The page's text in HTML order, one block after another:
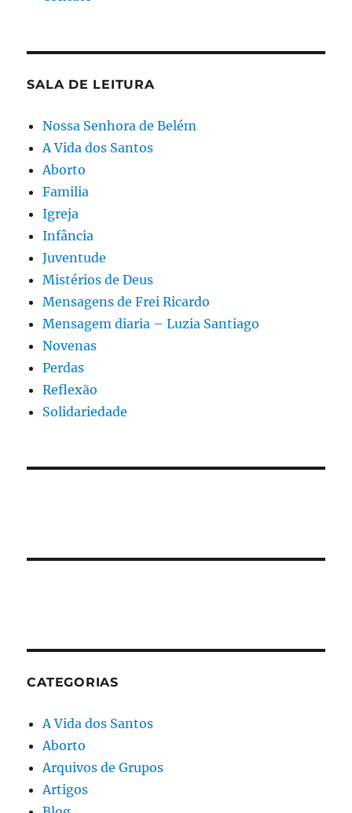
SALA DE LEITURA
Nossa Senhora de Belém
A Vida dos Santos
Aborto
Familia
Igreja
Infância
Juventude
Mistérios de Deus
Mensagens de Frei Ricardo
Mensagem diaria – Luzia Santiago
Novenas
Perdas
Reflexão
Solidariedade
CATEGORIAS
A Vida dos Santos
Aborto
Arquivos de Grupos
Artigos